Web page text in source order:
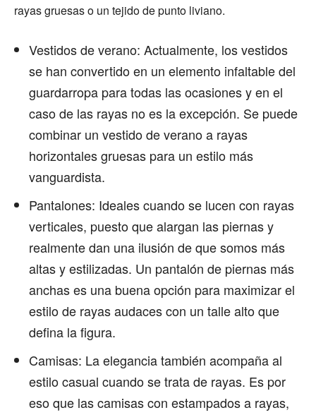
rayas gruesas o un tejido de punto liviano.
Vestidos de verano: Actualmente, los vestidos
se han convertido en un elemento infaltable del
guardarropa para todas las ocasiones y en el
caso de las rayas no es la excepción. Se puede
combinar un vestido de verano a rayas
horizontales gruesas para un estilo más
vanguardista.
Pantalones: Ideales cuando se lucen con rayas
verticales, puesto que alargan las piernas y
realmente dan una ilusión de que somos más
altas y estilizadas. Un pantalón de piernas más
anchas es una buena opción para maximizar el
estilo de rayas audaces con un talle alto que
defina la figura.
Camisas: La elegancia también acompaña al
estilo casual cuando se trata de rayas. Es por
eso que las camisas con estampados a rayas,